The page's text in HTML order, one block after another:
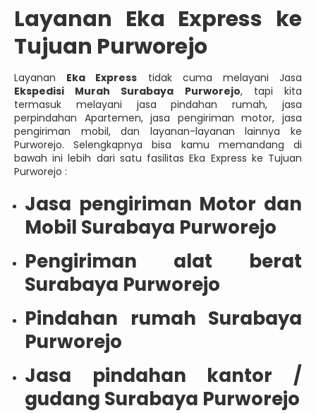
Layanan Eka Express ke
Tujuan Purworejo
Layanan Eka Express tidak cuma melayani Jasa
Ekspedisi Murah Surabaya Purworejo, tapi kita
termasuk melayani jasa pindahan rumah, jasa
perpindahan Apartemen, jasa pengiriman motor, jasa
pengiriman mobil, dan layanan-layanan lainnya ke
Purworejo. Selengkapnya bisa kamu memandang di
bawah ini lebih dari satu fasilitas Eka Express ke Tujuan
Purworejo :
Jasa pengiriman Motor dan
Mobil Surabaya Purworejo
Pengiriman alat berat
Surabaya Purworejo
Pindahan rumah Surabaya
Purworejo
Jasa pindahan kantor /
gudang Surabaya Purworejo